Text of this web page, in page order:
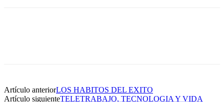
Artículo anteriorLOS HABITOS DEL EXITO
Artículo siguienteTELETRABAJO, TECNOLOGIA Y VIDA